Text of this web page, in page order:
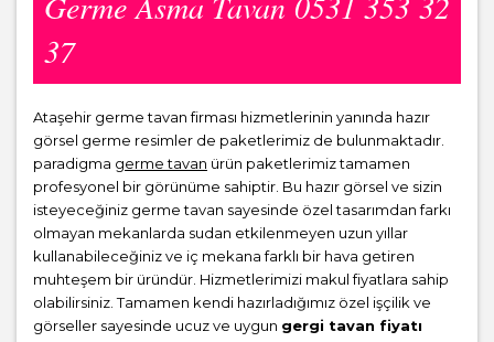
37
Ataşehir germe tavan firması hizmetlerinin yanında hazır
görsel germe resimler de paketlerimiz de bulunmaktadır.
paradigma germe tavan ürün paketlerimiz tamamen
profesyonel bir görünüme sahiptir. Bu hazır görsel ve sizin
isteyeceğiniz germe tavan sayesinde özel tasarımdan farkı
olmayan mekanlarda sudan etkilenmeyen uzun yıllar
kullanabileceğiniz ve iç mekana farklı bir hava getiren
muhteşem bir üründür. Hizmetlerimizi makul fiyatlara sahip
olabilirsiniz. Tamamen kendi hazırladığımız özel işçilik ve
görseller sayesinde ucuz ve uygun gergi tavan fiyatı